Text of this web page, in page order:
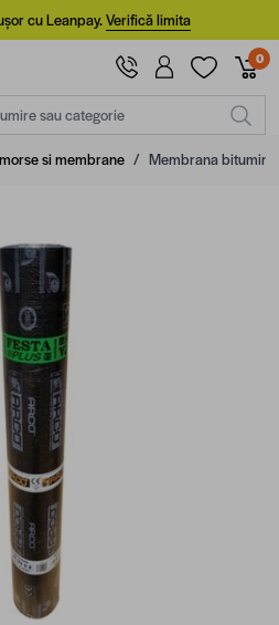
cu Leanpay.Verifică limita
0
sau categorie
si membrane / Membrana